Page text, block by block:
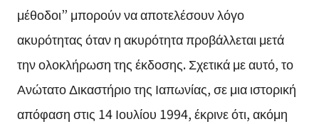
μέθοδοι” μπορούν να αποτελέσουν λόγο
ακυρότητας όταν η ακυρότητα προβάλλεται μετά
την ολοκλήρωση της έκδοσης. Σχετικά με αυτό, το
Ανώτατο Δικαστήριο της Ιαπωνίας, σε μια ιστορική
απόφαση στις 14 Ιουλίου 1994, έκρινε ότι, ακόμη